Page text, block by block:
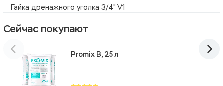
Гайка дренажного уголка 3/4" V1
Сейчас покупают
Promix B, 25 л